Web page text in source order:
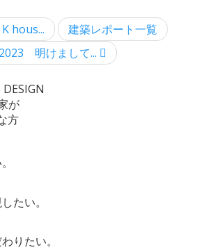
hous...
建築レポート一覧
2023 明けまして...
が
方
たい。
りたい。